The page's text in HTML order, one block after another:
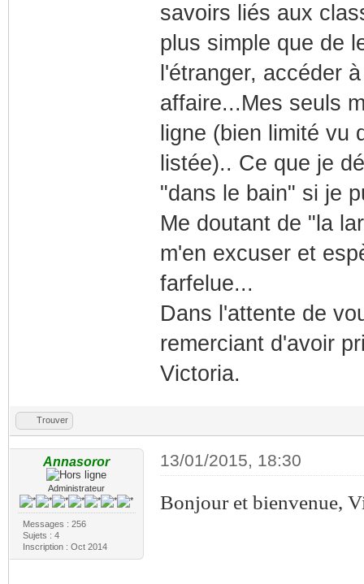
savoirs liés aux
plus simple que de
l'étranger, accéder
affaire...Mes seuls
ligne (bien limité vu
listée).. Ce que je
"dans le bain" si je
Me doutant de "la
m'en excuser et
farfelue...
Dans l'attente de
remerciant d'avoir
Victoria.
Trouver
Annasoror
Administrateur
Messages : 256
Sujets : 4
Inscription : Oct 2014
13/01/2015, 18:30
Bonjour et bienvenue,